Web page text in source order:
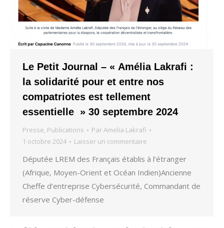
Le Petit Journal – « Amélia Lakrafi :
la solidarité pour et entre nos
compatriotes est tellement
essentielle » 30 septembre 2024
Presse, Publications ParAmelia Lakrafi
1 octobre 2024
Laisser un commentaire
Députée LREM des Français établis à l’étranger
(Afrique, Moyen-Orient et Océan Indien)Ancienne
Cheffe d’entreprise Cybersécurité, Commandant de
réserve Cyber-défense